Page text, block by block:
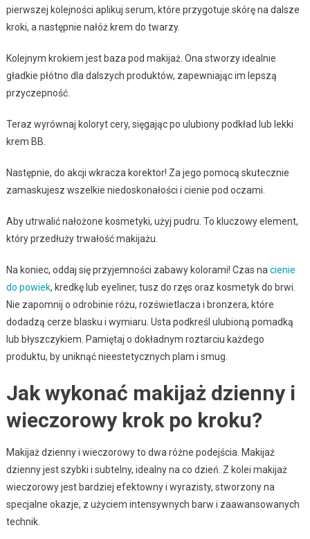
pierwszej kolejności aplikuj serum, które przygotuje skórę na dalsze
kroki, a następnie nałóż krem do twarzy.
Kolejnym krokiem jest baza pod makijaż. Ona stworzy idealnie
gładkie płótno dla dalszych produktów, zapewniając im lepszą
przyczepność.
Teraz wyrównaj koloryt cery, sięgając po ulubiony podkład lub lekki
krem BB.
Następnie, do akcji wkracza korektor! Za jego pomocą skutecznie
zamaskujesz wszelkie niedoskonałości i cienie pod oczami.
Aby utrwalić nałożone kosmetyki, użyj pudru. To kluczowy element,
który przedłuży trwałość makijażu.
Na koniec, oddaj się przyjemności zabawy kolorami! Czas na cienie
do powiek, kredkę lub eyeliner, tusz do rzęs oraz kosmetyk do brwi.
Nie zapomnij o odrobinie różu, rozświetlacza i bronzera, które
dodadzą cerze blasku i wymiaru. Usta podkreśl ulubioną pomadką
lub błyszczykiem. Pamiętaj o dokładnym roztarciu każdego
produktu, by uniknąć nieestetycznych plam i smug.
Jak wykonać makijaż dzienny i
wieczorowy krok po kroku?
Makijaż dzienny i wieczorowy to dwa różne podejścia. Makijaż
dzienny jest szybki i subtelny, idealny na co dzień. Z kolei makijaż
wieczorowy jest bardziej efektowny i wyrazisty, stworzony na
specjalne okazje, z użyciem intensywnych barw i zaawansowanych
technik.